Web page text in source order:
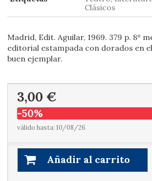
Clásicos
Madrid, Edit. Aguilar, 1969. 379 p. 8º
editorial estampada con dorados en
buen ejemplar.
3,00 €
-50%
válido hasta: 10/08/26
Añadir al carrito